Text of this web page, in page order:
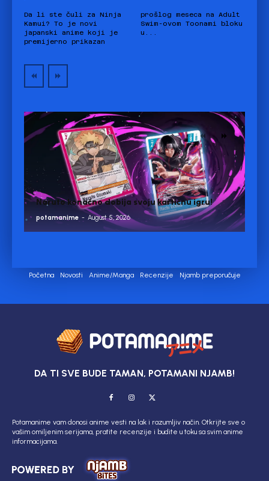
Da li ste čuli za Ninja
Kamui? To je novi
japanski anime koji je
premijerno prikazan
prošlog meseca na Adult
Swim-ovom Toonami bloku
u...
Naruto konačno dobija svoju kartičnu igru!
potamanime - August 5, 2026
Početna Novosti Anime/Manga Recenzije Njamb preporučuje
DA TI SVE BUDE TAMAN, POTAMANI NJAMB!
Potamanime vam donosi anime vesti na lak i razumljiv način. Otkrijte sve o
vašim omiljenim serijama, pratite recenzije i budite u toku sa svim anime
informacijama.